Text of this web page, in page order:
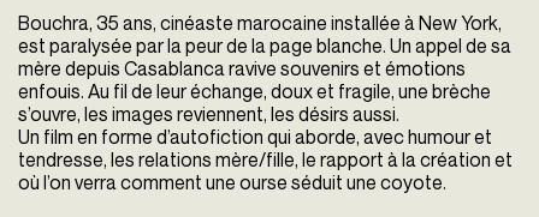
Bouchra, 35 ans, cinéaste marocaine installée à New York,
est paralysée par la peur de la page blanche. Un appel de sa
mère depuis Casablanca ravive souvenirs et émotions
enfouis. Au fil de leur échange, doux et fragile, une brèche
s’ouvre, les images reviennent, les désirs aussi.
Un film en forme d’autofiction qui aborde, avec humour et
tendresse, les relations mère/fille, le rapport à la création et
où l’on verra comment une ourse séduit une coyote.